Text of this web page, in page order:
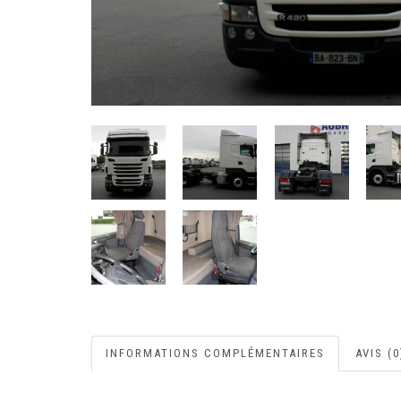
INFORMATIONS COMPLÉMENTAIRES AVIS